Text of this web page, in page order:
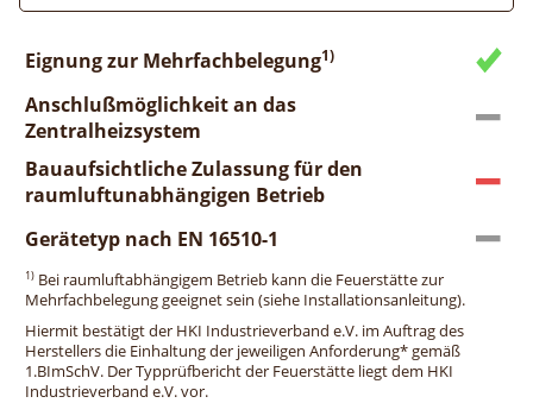
Eignung zur Mehrfachbelegung1)
Anschlußmöglichkeit an das
Zentralheizsystem
Bauaufsichtliche Zulassung für den
raumluftunabhängigen Betrieb
Gerätetyp nach EN 16510-1
1) Bei raumluftabhängigem Betrieb kann die Feuerstätte zur
Mehrfachbelegung geeignet sein (siehe Installationsanleitung).
Hiermit bestätigt der HKI Industrieverband e.V. im Auftrag des
Herstellers die Einhaltung der jeweiligen Anforderung* gemäß
1.BImSchV. Der Typprüfbericht der Feuerstätte liegt dem HKI
Industrieverband e.V. vor.